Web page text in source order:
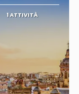
1 ATTIVITÀ